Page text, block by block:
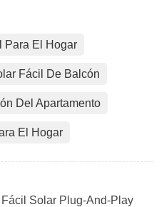
Para El Hogar
Fácil De Balcón
Del Apartamento
El Hogar
Solar Plug-And-Play